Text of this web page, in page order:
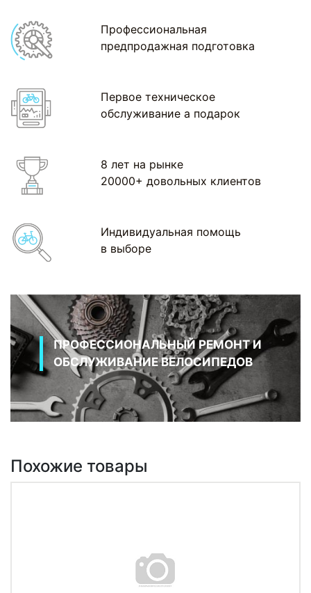
Профессиональная
предпродажная подготовка
Первое техническое
обслуживание а подарок
8 лет на рынке
20000+ довольных клиентов
Индивидуальная помощь
в выборе
ПРОФЕССИОНАЛЬНЫЙ РЕМОНТ И
ОБСЛУЖИВАНИЕ ВЕЛОСИПЕДОВ
Похожие товары